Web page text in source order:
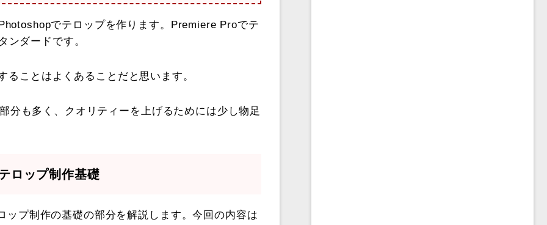
でテロップを作ります。Premiere Proでテ
ンダードです。
ことはよくあることだと思います。
も多く、クオリティーを上げるためには少し物足
ロップ制作基礎
プ制作の基礎の部分を解説します。今回の内容は